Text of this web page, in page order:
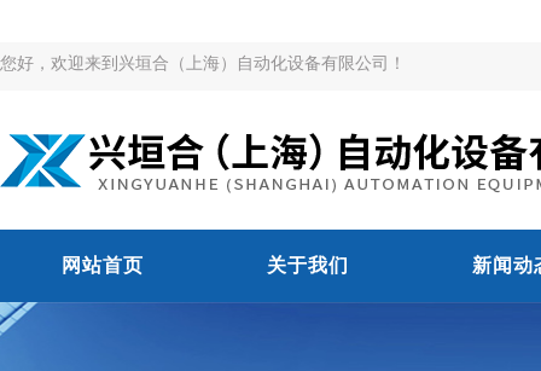
您好，欢迎来到兴垣合（上海）自动化设备有限公司！
网站首页 关于我们 新闻动